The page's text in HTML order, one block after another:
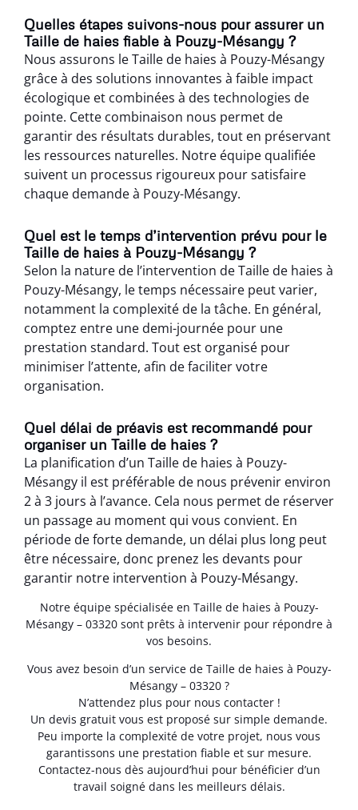
Quelles étapes suivons-nous pour assurer un
Taille de haies fiable à Pouzy-Mésangy ?
Nous assurons le Taille de haies à Pouzy-Mésangy
grâce à des solutions innovantes à faible impact
écologique et combinées à des technologies de
pointe. Cette combinaison nous permet de
garantir des résultats durables, tout en préservant
les ressources naturelles. Notre équipe qualifiée
suivent un processus rigoureux pour satisfaire
chaque demande à Pouzy-Mésangy.
Quel est le temps d’intervention prévu pour le
Taille de haies à Pouzy-Mésangy ?
Selon la nature de l’intervention de Taille de haies à
Pouzy-Mésangy, le temps nécessaire peut varier,
notamment la complexité de la tâche. En général,
comptez entre une demi-journée pour une
prestation standard. Tout est organisé pour
minimiser l’attente, afin de faciliter votre
organisation.
Quel délai de préavis est recommandé pour
organiser un Taille de haies ?
La planification d’un Taille de haies à Pouzy-
Mésangy il est préférable de nous prévenir environ
2 à 3 jours à l’avance. Cela nous permet de réserver
un passage au moment qui vous convient. En
période de forte demande, un délai plus long peut
être nécessaire, donc prenez les devants pour
garantir notre intervention à Pouzy-Mésangy.
Notre équipe spécialisée en Taille de haies à Pouzy-
Mésangy – 03320 sont prêts à intervenir pour répondre à
vos besoins.
Vous avez besoin d’un service de Taille de haies à Pouzy-
Mésangy – 03320 ?
N’attendez plus pour nous contacter !
Un devis gratuit vous est proposé sur simple demande.
Peu importe la complexité de votre projet, nous vous
garantissons une prestation fiable et sur mesure.
Contactez-nous dès aujourd’hui pour bénéficier d’un
travail soigné dans les meilleurs délais.